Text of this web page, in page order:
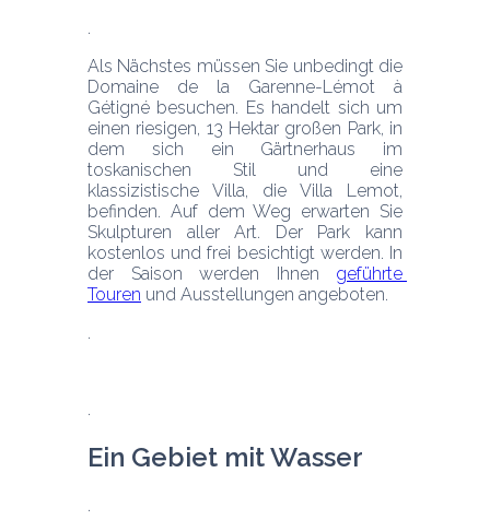
Als Nächstes müssen Sie unbedingt die
Domaine de la Garenne-Lémot à
Gétigné besuchen. Es handelt sich um
einen riesigen, 13 Hektar großen Park, in
dem sich ein Gärtnerhaus im
toskanischen Stil und eine
klassizistische Villa, die Villa Lemot,
befinden. Auf dem Weg erwarten Sie
Skulpturen aller Art. Der Park kann
kostenlos und frei besichtigt werden. In
der Saison werden Ihnen geführte
Touren und Ausstellungen angeboten.
Ein Gebiet mit Wasser